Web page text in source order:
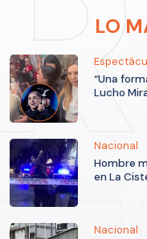
LO
“Una
Lucho
Nacional
Hombre
en La
Nacional